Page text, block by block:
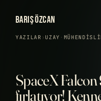
BARIŞ ÖZCAN
YAZILAR › UZAY ·
SpaceX
fırlatıyor!